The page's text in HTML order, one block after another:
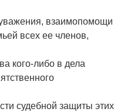
взаимопомощи
всех ее членов,
кого-либо в дела
судебной защиты этих